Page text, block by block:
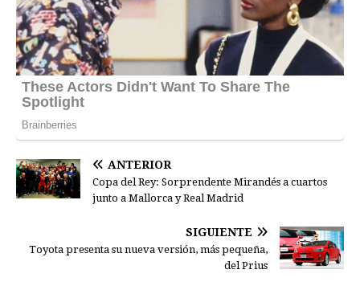
ANTERIOR
Copa del Rey: Sorprendente Mirandés a cuartos
junto a Mallorca y Real Madrid
SIGUIENTE
Toyota presenta su nueva versión, más pequeña,
del Prius